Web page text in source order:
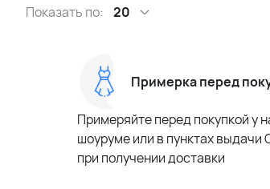
Показать по: 20
Примерка перед
Примеряйте перед покупкой у
шоуруме или в пунктах
при получении доставки